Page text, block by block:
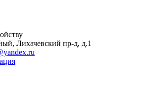
Лихачевский пр-д, д.1